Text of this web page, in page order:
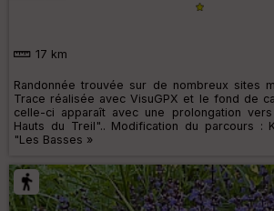
17 km
Randonnée trouvée sur de nombreux sites
Trace réalisée avec VisuGPX et le fond de
celle-ci apparaît avec une prolongation
Hauts du Treil".. Modification du parcours :
"Les Basses »